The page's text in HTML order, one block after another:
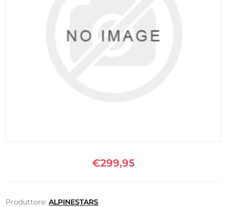
€299,95
Produttore: ALPINESTARS